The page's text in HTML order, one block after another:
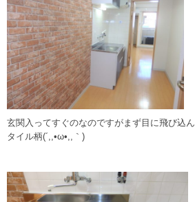
玄関入ってすぐのなのですがまず目に飛び込
タイル柄(´,,•ω•,,｀)